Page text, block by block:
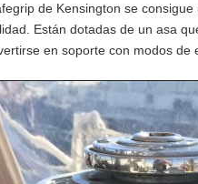
de Kensington se
Están dotadas de un asa
en soporte con modos de